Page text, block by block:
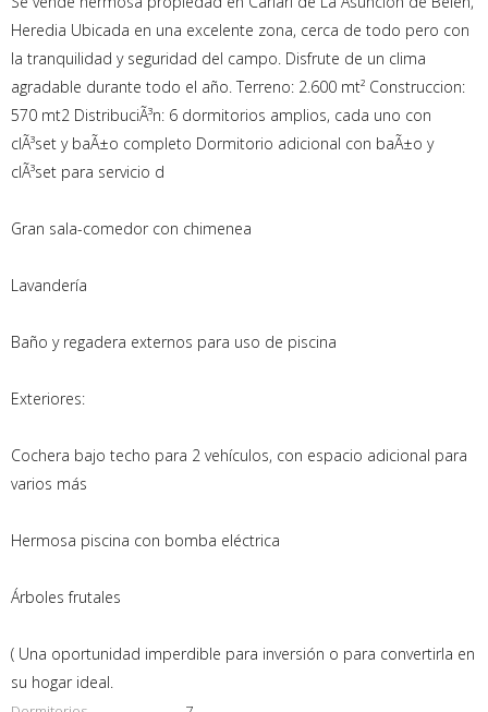
Heredia Ubicada en una excelente zona, cerca de todo pero con
la tranquilidad y seguridad del campo. Disfrute de un clima
agradable durante todo el año. Terreno: 2.600 mt² Construccion:
570 mt2 DistribuciÃ³n: 6 dormitorios amplios, cada uno con
clÃ³set y baÃ±o completo Dormitorio adicional con baÃ±o y
clÃ³set para servicio d
Gran sala-comedor con chimenea
Lavandería
Baño y regadera externos para uso de piscina
Exteriores:
Cochera bajo techo para 2 vehículos, con espacio adicional para
varios más
Hermosa piscina con bomba eléctrica
Árboles frutales
( Una oportunidad imperdible para inversión o para convertirla en
su hogar ideal.